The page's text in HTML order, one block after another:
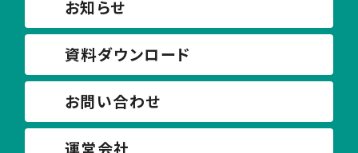
お知らせ
資料ダウンロード
お問い合わせ
運営会社